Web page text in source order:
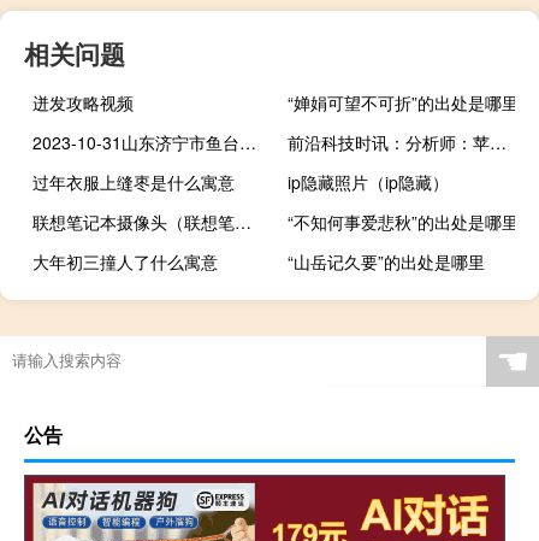
相关问题
迸发攻略视频
“婵娟可望不可折”的出处是哪里
2023-10-31山东济宁市鱼台县(荷灵菇)的报价是多少
前沿科技时讯：分析师：苹果将是5G赛场明显赢家 目标价350美元
过年衣服上缝枣是什么寓意
ip隐藏照片（ip隐藏）
联想笔记本摄像头（联想笔记本摄像头）
“不知何事爱悲秋”的出处是哪里
大年初三撞人了什么寓意
“山岳记久要”的出处是哪里
☚
公告